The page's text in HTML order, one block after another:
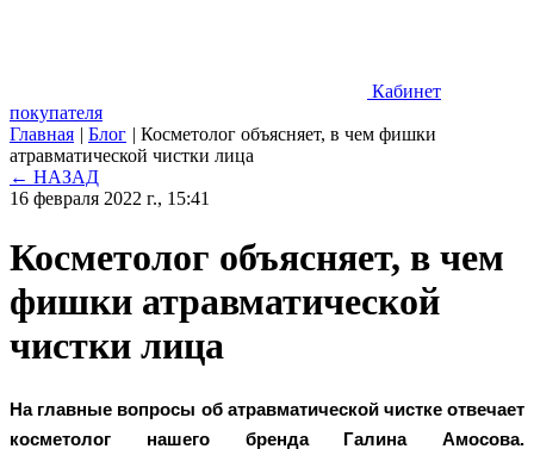
Кабинет
покупателя
Главная | Блог | Косметолог объясняет, в чем фишки
атравматической чистки лица
← НАЗАД
16 февраля 2022 г., 15:41
Косметолог объясняет, в чем
фишки атравматической
чистки лица
На главные вопросы об атравматической чистке отвечает
косметолог нашего бренда Галина Амосова.